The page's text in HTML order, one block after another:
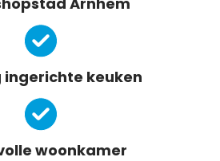
ingerichte keuken
woonkamer